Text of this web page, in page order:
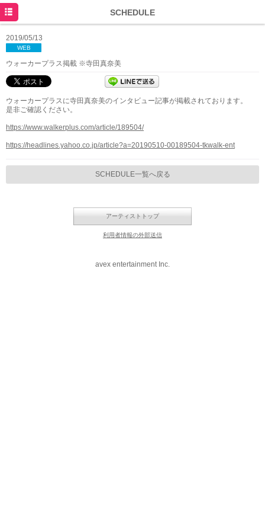
SCHEDULE
2019/05/13
WEB
ウォーカープラス掲載 ※寺田真奈美
ウォーカープラスに寺田真奈美のインタビュー記事が掲載されております。
是非ご確認ください。
https://www.walkerplus.com/article/189504/
https://headlines.yahoo.co.jp/article?a=20190510-00189504-tkwalk-ent
SCHEDULE一覧へ戻る
アーティストトップ
利用者情報の外部送信
avex entertainment Inc.
NEWS
DISCOGRAPHY
PROFILE
MOVIE